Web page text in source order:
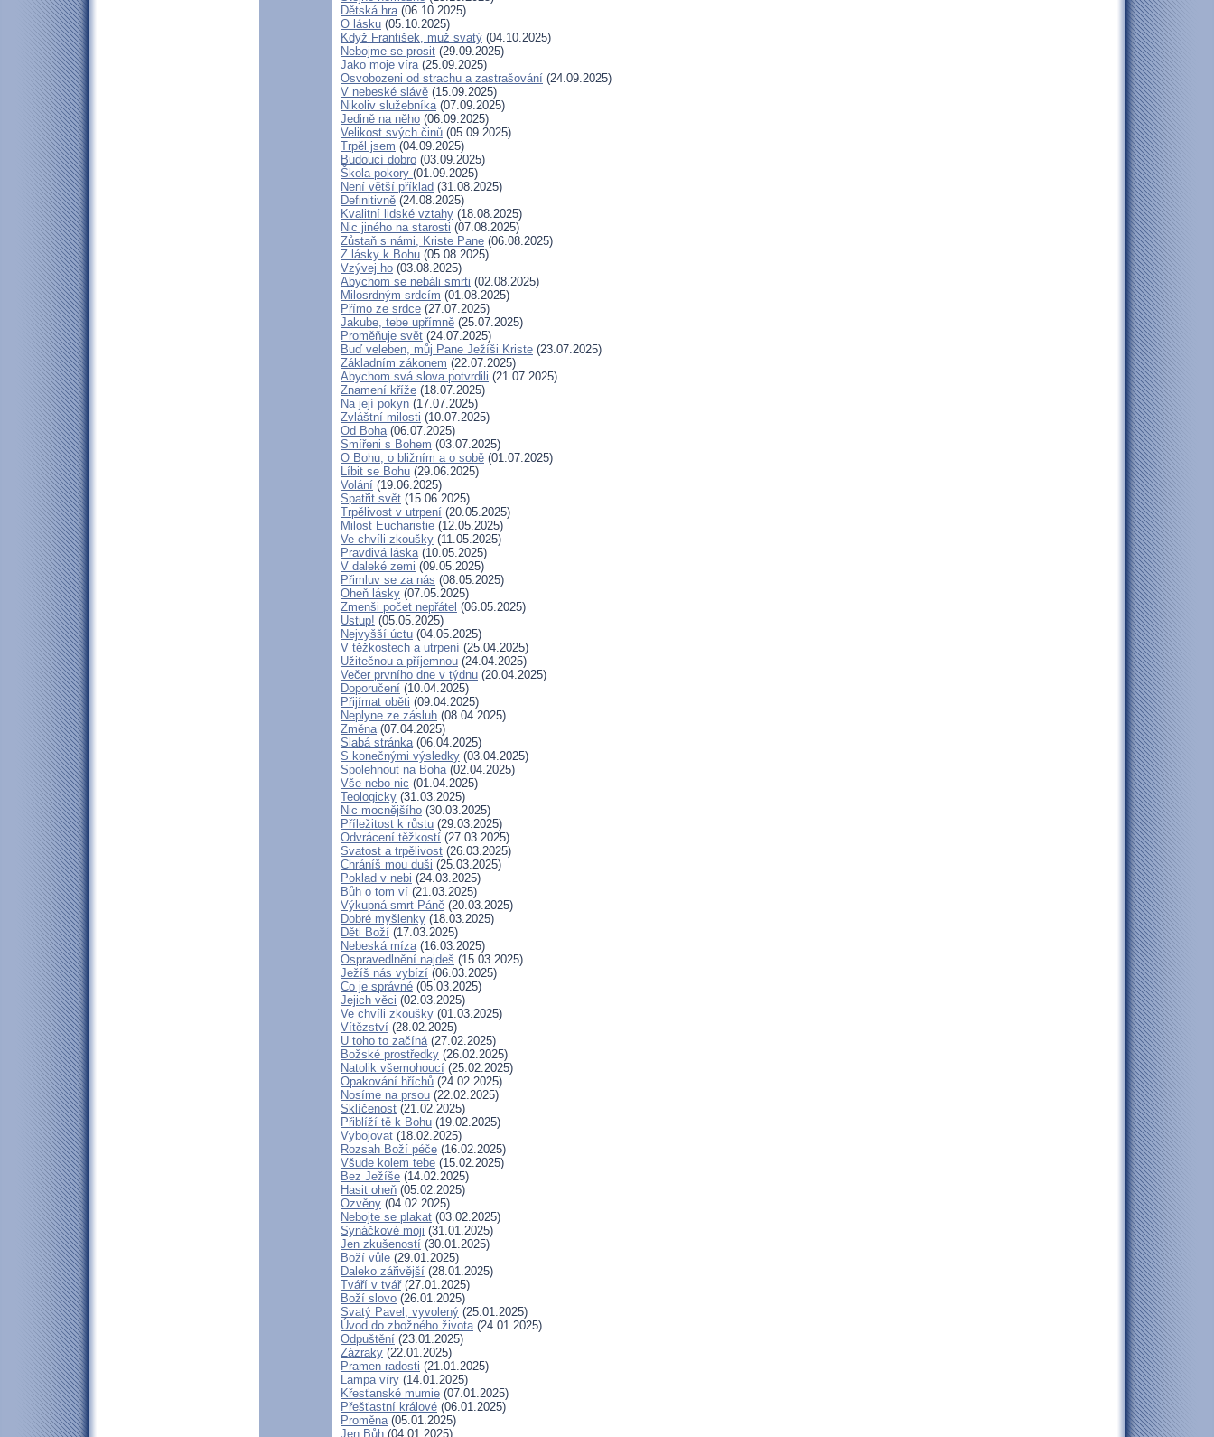
Dětská hra(06.10.2025)
O lásku (05.10.2025)
Když František, muž svatý (04.10.2025)
Nebojme se prosit (29.09.2025)
Jako moje víra(25.09.2025)
Osvobozeni od strachu a zastrašování (24.09.2025)
V nebeské slávě (15.09.2025)
Nikoliv služebníka(07.09.2025)
Jedině na něho (06.09.2025)
Velikost svých činů (05.09.2025)
Trpěl jsem (04.09.2025)
Budoucí dobro (03.09.2025)
Škola pokory (01.09.2025)
Není větší příklad (31.08.2025)
Definitivně (24.08.2025)
Kvalitní lidské vztahy (18.08.2025)
Nic jiného na starosti (07.08.2025)
Zůstaň s námi, Kriste Pane (06.08.2025)
Z lásky k Bohu (05.08.2025)
Vzývej ho (03.08.2025)
Abychom se nebáli smrti (02.08.2025)
Milosrdným srdcím (01.08.2025)
Přímo ze srdce (27.07.2025)
Jakube, tebe upřímně (25.07.2025)
Proměňuje svět (24.07.2025)
Buď veleben, můj Pane Ježíši Kriste (23.07.2025)
Základním zákonem (22.07.2025)
Abychom svá slova potvrdili (21.07.2025)
Znamení kříže (18.07.2025)
Na její pokyn (17.07.2025)
Zvláštní milosti (10.07.2025)
Od Boha(06.07.2025)
Smířeni s Bohem (03.07.2025)
O Bohu, o bližním a o sobě (01.07.2025)
Líbit se Bohu (29.06.2025)
Volání (19.06.2025)
Spatřit svět (15.06.2025)
Trpělivost v utrpení (20.05.2025)
Milost Eucharistie (12.05.2025)
Ve chvíli zkoušky (11.05.2025)
Pravdivá láska(10.05.2025)
V daleké zemi (09.05.2025)
Přimluv se za nás (08.05.2025)
Oheň lásky (07.05.2025)
Zmenši počet nepřátel (06.05.2025)
Ustup! (05.05.2025)
Nejvyšší úctu (04.05.2025)
V těžkostech a utrpení (25.04.2025)
Užitečnou a příjemnou (24.04.2025)
Večer prvního dne v týdnu (20.04.2025)
Doporučení (10.04.2025)
Přijímat oběti (09.04.2025)
Neplyne ze zásluh (08.04.2025)
Změna(07.04.2025)
Slabá stránka(06.04.2025)
S konečnými výsledky (03.04.2025)
Spolehnout na Boha(02.04.2025)
Vše nebo nic (01.04.2025)
Teologicky (31.03.2025)
Nic mocnějšího (30.03.2025)
Příležitost k růstu (29.03.2025)
Odvrácení těžkostí (27.03.2025)
Svatost a trpělivost (26.03.2025)
Chráníš mou duši (25.03.2025)
Poklad v nebi (24.03.2025)
Bůh o tom ví (21.03.2025)
Výkupná smrt Páně (20.03.2025)
Dobré myšlenky (18.03.2025)
Děti Boží (17.03.2025)
Nebeská míza(16.03.2025)
Ospravedlnění najdeš (15.03.2025)
Ježíš nás vybízí (06.03.2025)
Co je správné (05.03.2025)
Jejich věci (02.03.2025)
Ve chvíli zkoušky (01.03.2025)
Vítězství (28.02.2025)
U toho to začíná(27.02.2025)
Božské prostředky (26.02.2025)
Natolik všemohoucí (25.02.2025)
Opakování hříchů (24.02.2025)
Nosíme na prsou (22.02.2025)
Sklíčenost (21.02.2025)
Přiblíží tě k Bohu (19.02.2025)
Vybojovat (18.02.2025)
Rozsah Boží péče (16.02.2025)
Všude kolem tebe (15.02.2025)
Bez Ježíše (14.02.2025)
Hasit oheň (05.02.2025)
Ozvěny (04.02.2025)
Nebojte se plakat (03.02.2025)
Synáčkové moji (31.01.2025)
Jen zkušeností (30.01.2025)
Boží vůle (29.01.2025)
Daleko zářivější (28.01.2025)
Tváří v tvář(27.01.2025)
Boží slovo (26.01.2025)
Svatý Pavel, vyvolený (25.01.2025)
Úvod do zbožného života(24.01.2025)
Odpuštění (23.01.2025)
Zázraky (22.01.2025)
Pramen radosti (21.01.2025)
Lampa víry (14.01.2025)
Křesťanské mumie (07.01.2025)
Přešťastní králové (06.01.2025)
Proměna(05.01.2025)
Jen Bůh (04.01.2025)